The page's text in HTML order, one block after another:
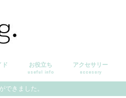
ド お役立ち
useful info
アクセサリー
accesary
できました。